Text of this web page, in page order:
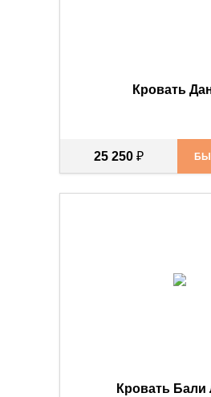
Кровать
25 250 ₽
Кровать